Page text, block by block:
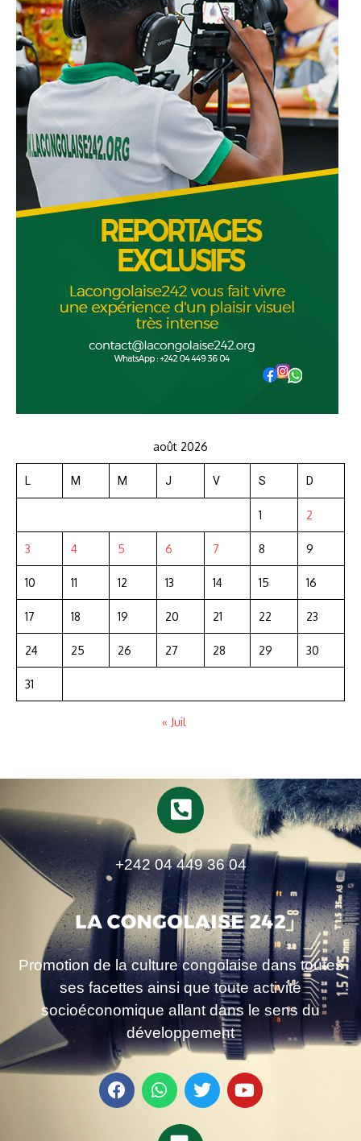
août 2026
L M M J V S D
1 2
3 4 5 6 7 8 9
10 11 12 13 14 15 16
17 18 19 20 21 22 23
24 25 26 27 28 29 30
31
« Juil
+242 04 449 36 04
Promotion de la culture congolaise dans toutes
ses facettes ainsi que toute activité
socioéconomique allant dans le sens du
développement